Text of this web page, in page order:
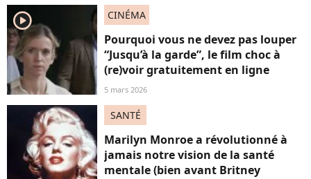
player2 CINÉMA
Pourquoi vous ne devez pas louper
“Jusqu’à la garde”, le film choc à
(re)voir gratuitement en ligne
5 mars 2026
SANTÉ
Marilyn Monroe a révolutionné à
jamais notre vision de la santé
mentale (bien avant Britney